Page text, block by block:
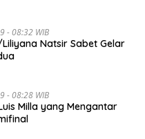
- 08:32 WIB
Natsir Sabet Gelar
- 08:28 WIB
Milla yang Mengantar